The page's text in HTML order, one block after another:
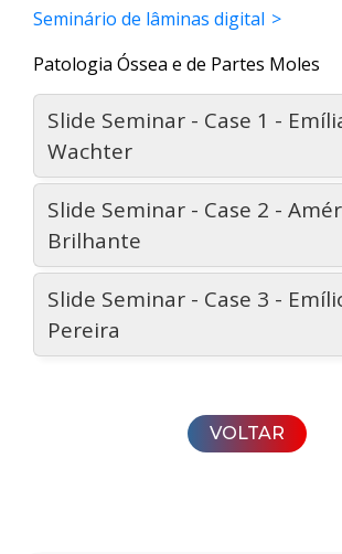
Seminário de lâminas digital
Patologia Óssea e de Partes Moles
Slide Seminar - Case 1 -
Wachter
Slide Seminar - Case 2 -
Brilhante
Slide Seminar - Case 3 -
Pereira
VOLTAR